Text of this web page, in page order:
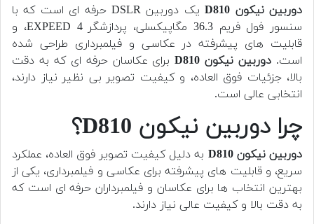
دوربین نیکون D810
یک دوربین DSLR حرفه ای است که با
سنسور فول فریم 36.3 مگاپیکسلی، پردازشگر EXPEED 4، و
قابلیت های پیشرفته در عکاسی و فیلمبرداری طراحی شده
است. دوربین نیکون D810
برای عکاسان حرفه ای که به دقت
بالا، جزئیات فوق العاده، و کیفیت تصویر بی نظیر نیاز دارند،
انتخابی عالی است.
چرا دوربین نیکون D810؟
دوربین نیکون D810
به دلیل کیفیت تصویر فوق العاده، عملکرد
سریع، و قابلیت های پیشرفته برای عکاسی و فیلمبرداری، یکی از
بهترین انتخاب ها برای عکاسان و فیلمبرداران حرفه ای است که
به دقت بالا و کیفیت عالی نیاز دارند.